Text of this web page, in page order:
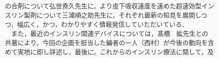
の合剤について弘世貴久先生に，より皮下吸収速度を速めた超速効型イン
スリン製剤について三浦順之助先生に，それぞれ最新の知見を展開しつ
つ，幅広く，かつ，わかりやすく情報発信していただいている．
また，最近のインスリン関連デバイスについては，髙橋 紘先生との
共著により，今回の企画を担当した編者の一人（西村）が今後の動向を含
めて実地に即し詳述し，最後に，これからのインスリン療法に関して，及